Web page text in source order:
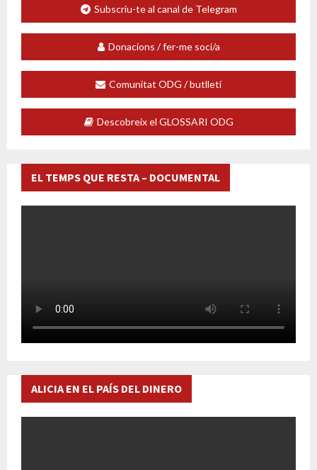
Subscriu-te al canal de Telegram
Donacions / fer-me soci/a
Comunitat ODG / butlletí
Descobreix el GLOSSARI ODG
EL TEMPS QUE RESTA – DOCUMENTAL
ALICIA EN EL PAÍS DEL DINERO